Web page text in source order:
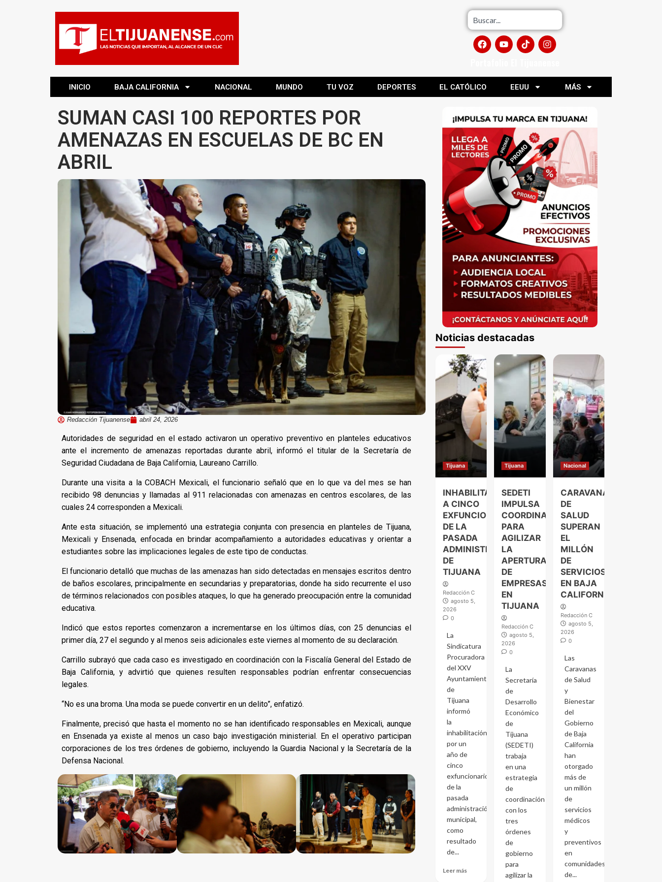
INICIO BAJA CALIFORNIA NACIONAL MUNDO TU VOZ DEPORTES EL CATÓLICO EEUU MÁS
SUMAN CASI 100 REPORTES POR
AMENAZAS EN ESCUELAS DE BC EN
ABRIL
Redacción Tijuanense abril 24, 2026
Autoridades de seguridad en el estado activaron un operativo preventivo en planteles educativos
ante el incremento de amenazas reportadas durante abril, informó el titular de la Secretaría de
Seguridad Ciudadana de Baja California, Laureano Carrillo.
Durante una visita a la COBACH Mexicali, el funcionario señaló que en lo que va del mes se han
recibido 98 denuncias y llamadas al 911 relacionadas con amenazas en centros escolares, de las
cuales 24 corresponden a Mexicali.
Ante esta situación, se implementó una estrategia conjunta con presencia en planteles de Tijuana,
Mexicali y Ensenada, enfocada en brindar acompañamiento a autoridades educativas y orientar a
estudiantes sobre las implicaciones legales de este tipo de conductas.
El funcionario detalló que muchas de las amenazas han sido detectadas en mensajes escritos dentro
de baños escolares, principalmente en secundarias y preparatorias, donde ha sido recurrente el uso
de términos relacionados con posibles ataques, lo que ha generado preocupación entre la comunidad
educativa.
Indicó que estos reportes comenzaron a incrementarse en los últimos días, con 25 denuncias el
primer día, 27 el segundo y al menos seis adicionales este viernes al momento de su declaración.
Carrillo subrayó que cada caso es investigado en coordinación con la Fiscalía General del Estado de
Baja California, y advirtió que quienes resulten responsables podrían enfrentar consecuencias
legales.
“No es una broma. Una moda se puede convertir en un delito”, enfatizó.
Finalmente, precisó que hasta el momento no se han identificado responsables en Mexicali, aunque
en Ensenada ya existe al menos un caso bajo investigación ministerial. En el operativo participan
corporaciones de los tres órdenes de gobierno, incluyendo la Guardia Nacional y la Secretaría de la
Defensa Nacional.
Noticias destacadas
Tijuana
INHABILITAN
A CINCO
EXFUNCIONARIOS
DE LA
PASADA
ADMINISTRACIÓN
DE
TIJUANA
Redacción C
agosto 5,
2026
0
La
Sindicatura
Procuradora
del XXV
Ayuntamiento
de
Tijuana
informó
la
inhabilitación
por un
año de
cinco
exfuncionarios
de la
pasada
administración
municipal,
como
resultado
de...
Leer más
Tijuana
SEDETI
IMPULSA
COORDINACIÓN
PARA
AGILIZAR
LA
APERTURA
DE
EMPRESAS
EN
TIJUANA
Redacción C
agosto 5,
2026
0
La
Secretaría
de
Desarrollo
Económico
de
Tijuana
(SEDETI)
trabaja
en una
estrategia
de
coordinación
con los
tres
órdenes
de
gobierno
para
agilizar la
Nacional
CARAVANAS
DE
SALUD
SUPERAN
EL
MILLÓN
DE
SERVICIOS
EN BAJA
CALIFORNIA
Redacción C
agosto 5,
2026
0
Las
Caravanas
de Salud
y
Bienestar
del
Gobierno
de Baja
California
han
otorgado
más de
un millón
de
servicios
médicos
y
preventivos
en
comunidades
de...